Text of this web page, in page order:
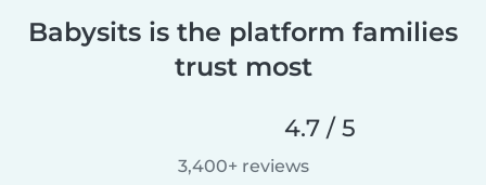
Babysits is the platform families
trust most
4.7 / 5
3,400+ reviews